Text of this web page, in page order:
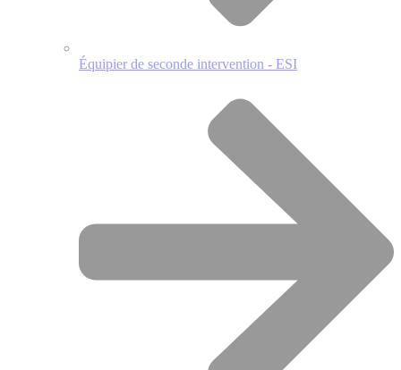
Équipier de seconde intervention - ESI